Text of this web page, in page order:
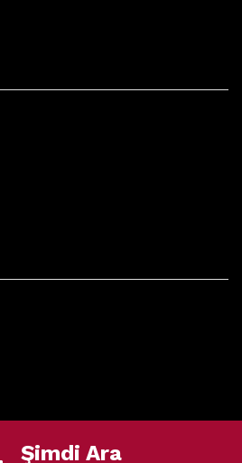
Şimdi Ara